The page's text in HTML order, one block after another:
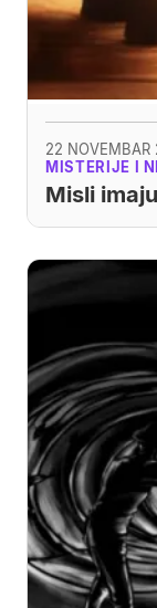
22 NOVEMBAR
MISTERIJE I
Misli